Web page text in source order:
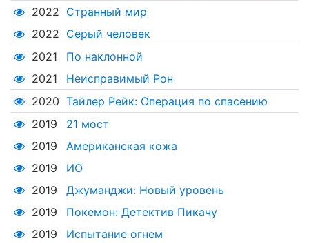
2022 Странный мир
2022 Серый человек
2021
По наклонной
2021
Неисправимый Рон
2020 Тайлер Рейк: Операция по спасению
2019
21 мост
2019
Американская кожа
2019
ИО
2019
Джуманджи: Новый уровень
2019
Покемон: Детектив Пикачу
2019
Испытание огнем